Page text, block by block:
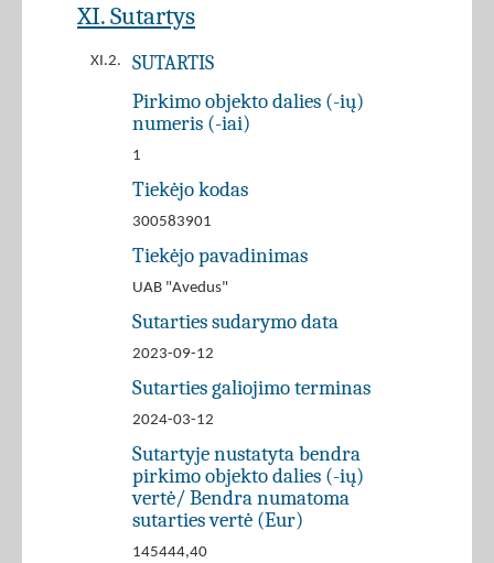
XI. Sutartys
XI.2. SUTARTIS
Pirkimo objekto dalies (-ių)
numeris (-iai)
1
Tiekėjo kodas
300583901
Tiekėjo pavadinimas
UAB "Avedus"
Sutarties sudarymo data
2023-09-12
Sutarties galiojimo terminas
2024-03-12
Sutartyje nustatyta bendra
pirkimo objekto dalies (-ių)
vertė/ Bendra numatoma
sutarties vertė (Eur)
145444,40